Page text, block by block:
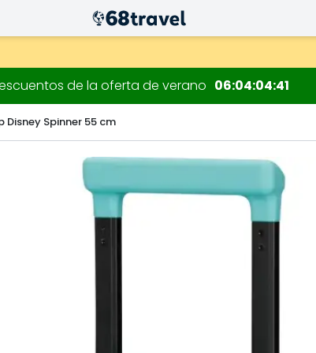
de la oferta de verano 06040440
Spinner 55 cm